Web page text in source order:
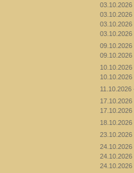
03.10.2026
03.10.2026
03.10.2026
09.10.2026
11.10.2026
23.10.2026
24.10.2026
24.10.2026